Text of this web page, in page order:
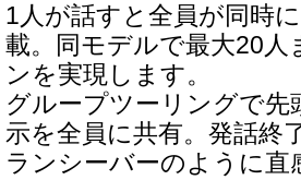
1人が話すと全員が同時
載。同モデルで最大20
ンを実現します。
グループツーリングで
示を全員に共有。発話終
ランシーバーのように直